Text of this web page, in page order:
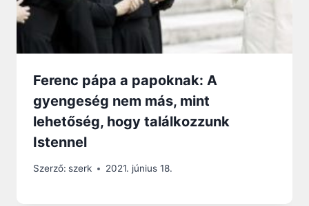
Ferenc pápa a papoknak: A
gyengeség nem más, mint
lehetőség, hogy találkozzunk
Istennel
Szerző: szerk 2021. június 18.